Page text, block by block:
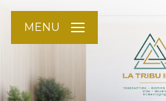
MENU